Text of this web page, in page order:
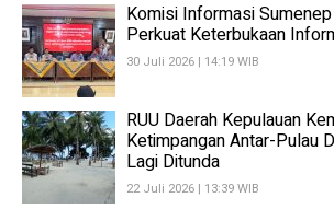
Komisi Informasi
Perkuat Keterbukaan
30 Juli 2026 | 14:19 WIB
RUU Daerah Kepulauan
Ketimpangan Antar-Pulau
Lagi Ditunda
22 Juli 2026 | 13:39 WIB